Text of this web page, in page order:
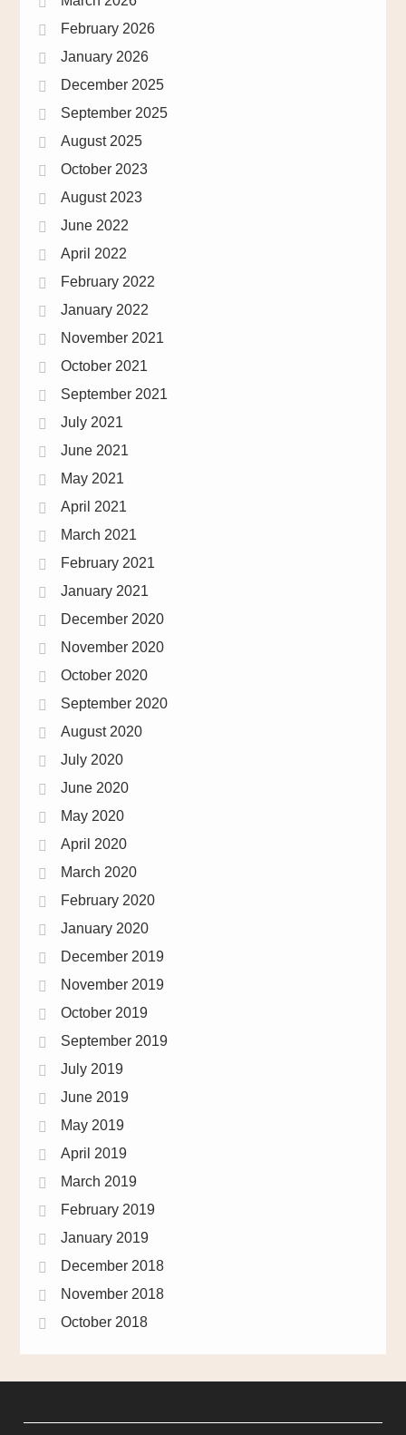
February 2026
January 2026
December 2025
September 2025
August 2025
October 2023
August 2023
June 2022
April 2022
February 2022
January 2022
November 2021
October 2021
September 2021
July 2021
June 2021
May 2021
April 2021
March 2021
February 2021
January 2021
December 2020
November 2020
October 2020
September 2020
August 2020
July 2020
June 2020
May 2020
April 2020
March 2020
February 2020
January 2020
December 2019
November 2019
October 2019
September 2019
July 2019
June 2019
May 2019
April 2019
March 2019
February 2019
January 2019
December 2018
November 2018
October 2018